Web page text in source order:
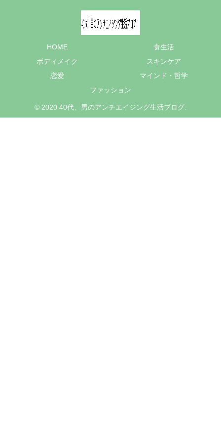
HOME
食生活
ボディメイク
スキンケア
恋愛
マインド・哲学
ファッション
© 2020 40代、男のアンチエイジング生活ブログ.